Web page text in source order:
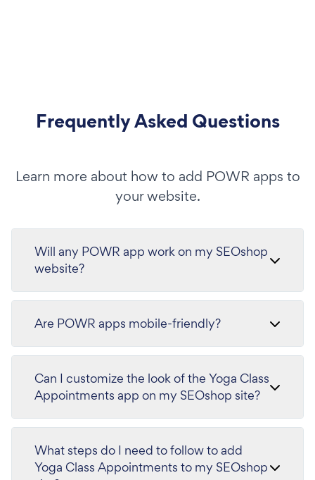
Frequently Asked Questions
Learn more about how to add POWR apps to
your website.
Will any POWR app work on my SEOshop
website?
Are POWR apps mobile-friendly?
Can I customize the look of the Yoga Class
Appointments app on my SEOshop site?
What steps do I need to follow to add
Yoga Class Appointments to my SEOshop